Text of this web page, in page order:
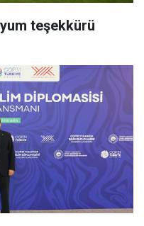
teşekkürü